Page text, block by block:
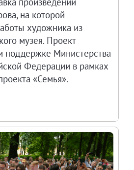
на которой
художника из
музея. Проект
поддержке Министерства
Федерации в рамках
«Семья».